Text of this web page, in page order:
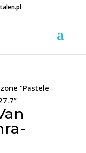
“Pastele